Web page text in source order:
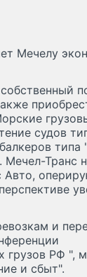
Мечелу
судов
типа
Транс
Авто,
и
грузов РФ ",
и сбыт".